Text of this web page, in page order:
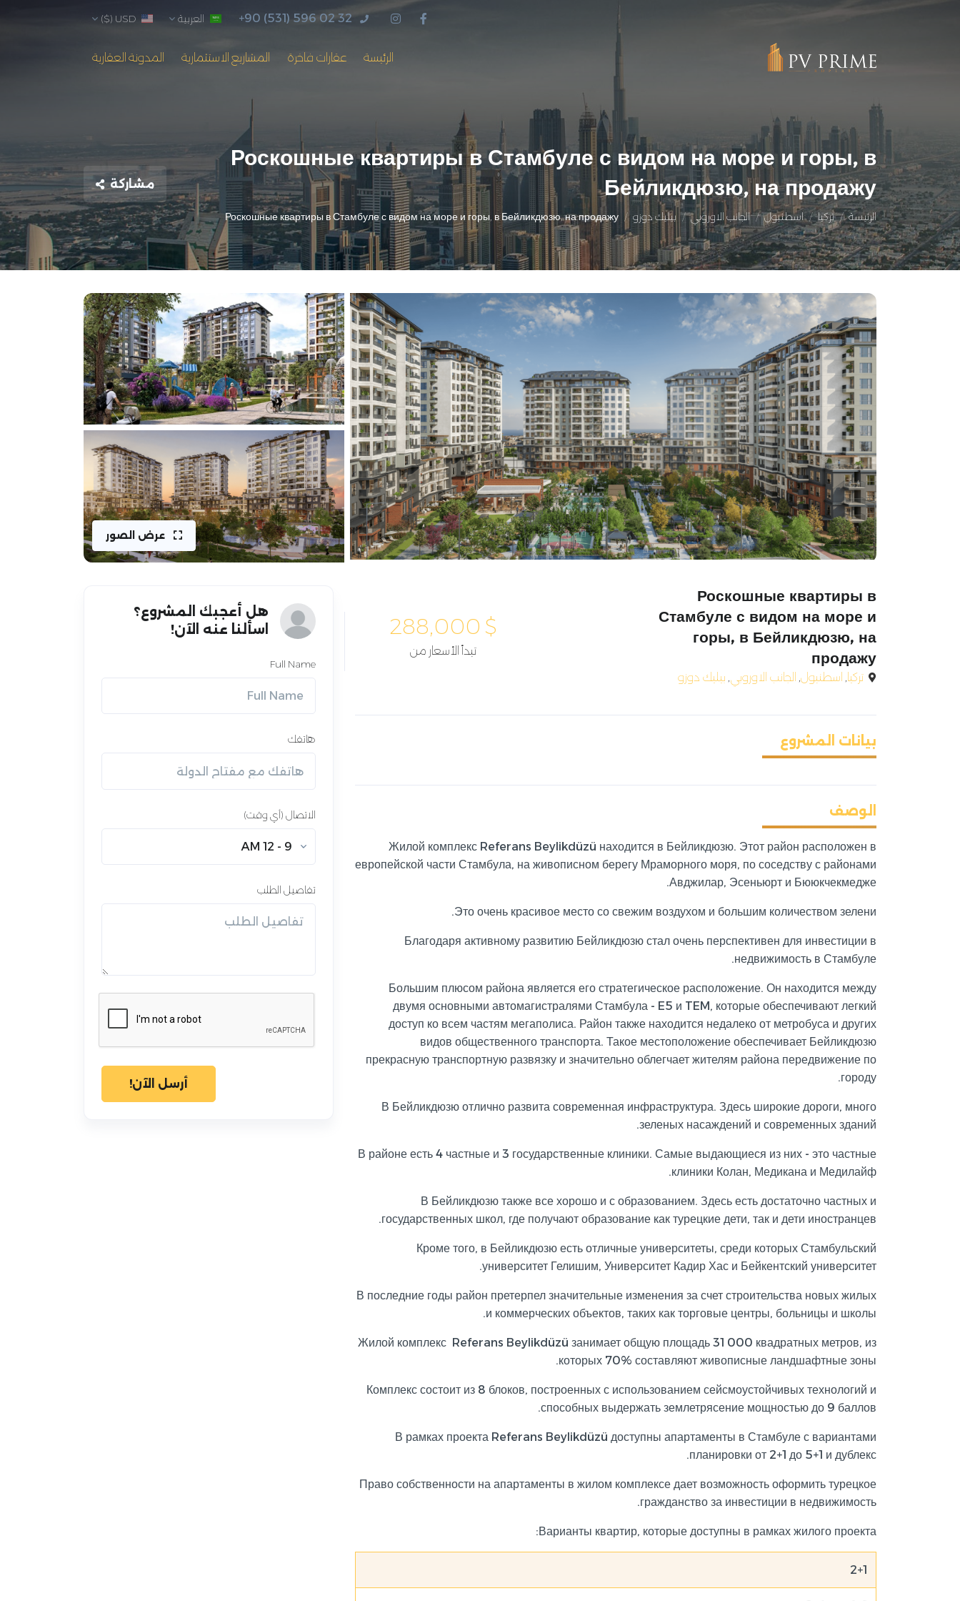
+90 (531) 596 02 32 العربية USD ($)
الرئيسة عقارات فاخرة المشاريع الاستثمارية المدونة العقارية
Роскошные квартиры в Стамбуле с видом на море и горы, в
Бейликдюзю, на продажу
الرئيسة تركيا اسطنبول الجانب الاوروبي بيليك دوزو Роскошные квартиры в Стамбуле с видом на море и горы, в Бейликдюзю, на продажу
مشاركة
عرض الصور
Роскошные квартиры в
Стамбуле с видом на море и
горы, в Бейликдюзю, на
продажу
تركيا اسطنبول الجانب الاوروبي بيليك دوزو
$
تبدأ الأسعار من
بيانات المشروع
الوصف
Жилой комплекс Referans Beylikdüzü находится в Бейликдюзю. Этот район расположен в
европейской части Стамбула, на живописном берегу Мраморного моря, по соседству с районами
Авджилар, Эсеньюрт и Бююкчекмедже.
Это очень красивое место со свежим воздухом и большим количеством зелени.
Благодаря активному развитию Бейликдюзю стал очень перспективен для инвестиции в
недвижимость в Стамбуле.
Большим плюсом района является его стратегическое расположение. Он находится между
двумя основными автомагистралями Стамбула - E5 и TEM, которые обеспечивают легкий
доступ ко всем частям мегаполиса. Район также находится недалеко от метробуса и других
видов общественного транспорта. Такое местоположение обеспечивает Бейликдюзю
прекрасную транспортную развязку и значительно облегчает жителям района передвижение по
городу.
В Бейликдюзю отлично развита современная инфраструктура. Здесь широкие дороги, много
зеленых насаждений и современных зданий.
В районе есть 4 частные и 3 государственные клиники. Самые выдающиеся из них - это частные
клиники Колан, Медикана и Медилайф.
В Бейликдюзю также все хорошо и с образованием. Здесь есть достаточно частных и
государственных школ, где получают образование как турецкие дети, так и дети иностранцев.
Кроме того, в Бейликдюзю есть отличные университеты, среди которых Стамбульский
университет Гелишим, Университет Кадир Хас и Бейкентский университет.
В последние годы район претерпел значительные изменения за счет строительства новых жилых
и коммерческих объектов, таких как торговые центры, больницы и школы.
Жилой комплекс Referans Beylikdüzü занимает общую площадь 31 000 квадратных метров, из
которых 70% составляют живописные ландшафтные зоны.
Комплекс состоит из 8 блоков, построенных с использованием сейсмоустойчивых технологий и
способных выдержать землетрясение мощностью до 9 баллов.
В рамках проекта Referans Beylikdüzü доступны апартаменты в Стамбуле с вариантами
планировки от 2+1 до 5+1 и дублекс.
Право собственности на апартаменты в жилом комплексе дает возможность оформить турецкое
гражданство за инвестиции в недвижимость.
Варианты квартир, которые доступны в рамках жилого проекта:
2+1
هل أعجبك المشروع؟
اسألنا عنه الآن!
Full Name
هاتفك
الاتصال (أي وقت)
9 - 12 AM
تفاصيل الطلب
أرسل الآن!